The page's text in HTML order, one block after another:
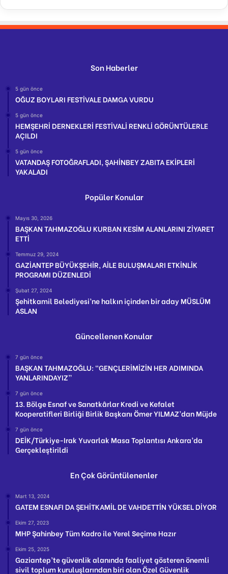
Son Haberler
5 gün önce
OĞUZ BOYLARI FESTİVALE DAMGA VURDU
5 gün önce
HEMŞEHRİ DERNEKLERİ FESTİVALİ RENKLİ GÖRÜNTÜLERLE
AÇILDI
5 gün önce
VATANDAŞ FOTOĞRAFLADI, ŞAHİNBEY ZABITA EKİPLERİ
YAKALADI
Popüler Konular
Mayıs 30, 2026
BAŞKAN TAHMAZOĞLU KURBAN KESİM ALANLARINI ZİYARET
ETTİ
Temmuz 29, 2024
GAZİANTEP BÜYÜKŞEHİR, AİLE BULUŞMALARI ETKİNLİK
PROGRAMI DÜZENLEDİ
Şubat 27, 2024
Şehitkamil Belediyesi’ne halkın içinden bir aday MÜSLÜM
ASLAN
Güncellenen Konular
7 gün önce
BAŞKAN TAHMAZOĞLU: “GENÇLERİMİZİN HER ADIMINDA
YANLARINDAYIZ”
7 gün önce
13. Bölge Esnaf ve Sanatkârlar Kredi ve Kefalet
Kooperatifleri Birliği Birlik Başkanı Ömer YILMAZ’dan Müjde
7 gün önce
DEİK/Türkiye-Irak Yuvarlak Masa Toplantısı Ankara’da
Gerçekleştirildi
En Çok Görüntülenenler
Mart 13, 2024
GATEM ESNAFI DA ŞEHİTKAMİL DE VAHDETTİN YÜKSEL DİYOR
Ekim 27, 2023
MHP Şahinbey Tüm Kadro ile Yerel Seçime Hazır
Ekim 25, 2025
Gaziantep’te güvenlik alanında faaliyet gösteren önemli
sivil toplum kuruluşlarından biri olan Özel Güvenlik